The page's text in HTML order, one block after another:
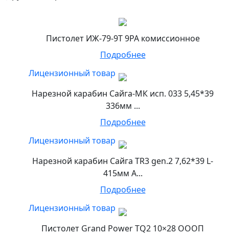
Пистолет ИЖ-79-9Т 9РА комиссионное
Подробнее
Лицензионный товар
Нарезной карабин Сайга-МК исп. 033 5,45*39
336мм ...
Подробнее
Лицензионный товар
Нарезной карабин Сайга TR3 gen.2 7,62*39 L-
415мм А...
Подробнее
Лицензионный товар
Пистолет Grand Power TQ2 10×28 ОООП